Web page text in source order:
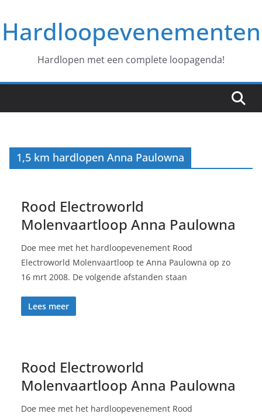
naar
deHardloopevenementen
Hardlopen met een complete loopagenda!
1,5 km hardlopen Anna Paulowna
Rood Electroworld
Molenvaartloop Anna Paulowna
Doe mee met het hardloopevenement Rood
Electroworld Molenvaartloop te Anna Paulowna op zo
16 mrt 2008. De volgende afstanden staan
Lees meer
Rood Electroworld
Molenvaartloop Anna Paulowna
Doe mee met het hardloopevenement Rood